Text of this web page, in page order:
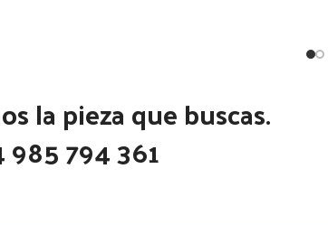
Notas:
[VP]RENAULT B 120-
35/50/55/60/65 MESSENGER 65 | 02.50
- 02.00
la pieza que buscas.
985 794 361